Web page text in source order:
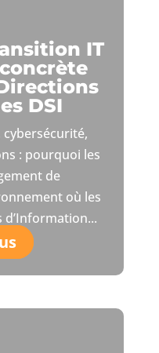
IT
DSI
: pourquoi les
de
où les
d’Information...